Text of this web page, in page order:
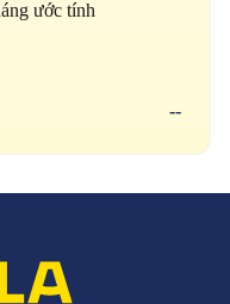
ước tính
--